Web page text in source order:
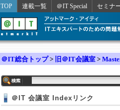
TOP 連載一覧 ＠IT Special セミナ
＠IT総合トップ> 旧＠IT会議室 >
＠IT 会議室 Indexリンク